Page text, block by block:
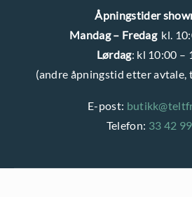
Åpningstider
Mandag – Fredagkl.
Lørdag: kl 10:00 –
(andre åpningstid etter avtale,
E-post:
Telefon: 33 42